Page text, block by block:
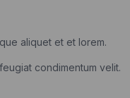
aliquet et et lorem.
condimentum velit.